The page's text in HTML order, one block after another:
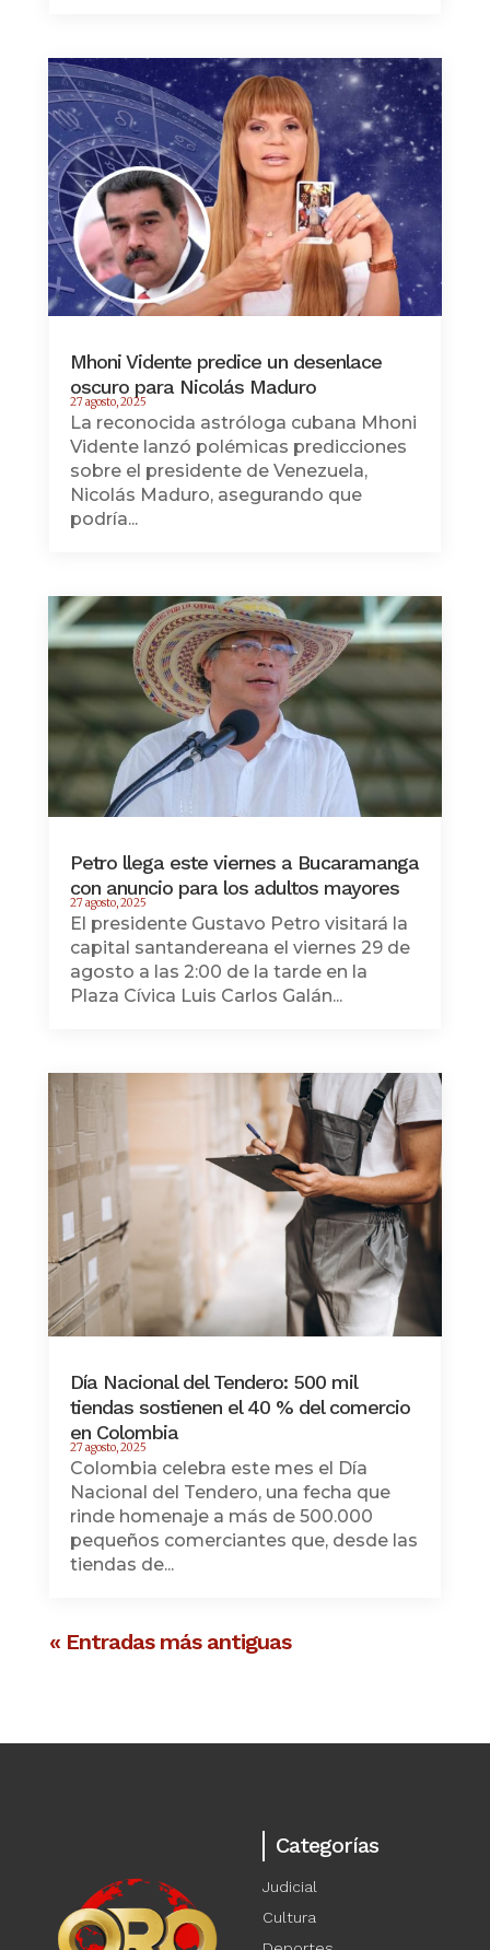
Mhoni Vidente predice un desenlace
oscuro para Nicolás Maduro
27 agosto, 2025
La reconocida astróloga cubana Mhoni
Vidente lanzó polémicas predicciones
sobre el presidente de Venezuela,
Nicolás Maduro, asegurando que
podría...
Petro llega este viernes a Bucaramanga
con anuncio para los adultos mayores
27 agosto, 2025
El presidente Gustavo Petro visitará la
capital santandereana el viernes 29 de
agosto a las 2:00 de la tarde en la
Plaza Cívica Luis Carlos Galán...
Día Nacional del Tendero: 500 mil
tiendas sostienen el 40 % del comercio
en Colombia
27 agosto, 2025
Colombia celebra este mes el Día
Nacional del Tendero, una fecha que
rinde homenaje a más de 500.000
pequeños comerciantes que, desde las
tiendas de...
« Entradas más antiguas
Categorías
Judicial
Cultura